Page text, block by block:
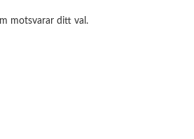
motsvarar ditt val.